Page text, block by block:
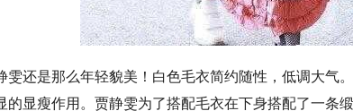
雯还是那么年轻貌美！白色毛衣简约随性，低调大气
的显瘦作用。贾静雯为了搭配毛衣在下身搭配了一条